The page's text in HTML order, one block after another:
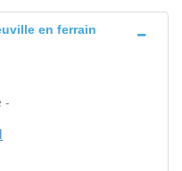
en ferrain
-